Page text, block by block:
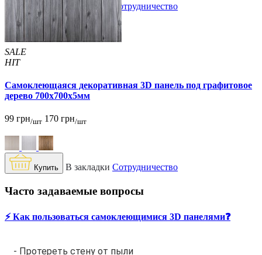
Купить В закладки Сотрудничество
SALE
HIT
Самоклеющаяся декоративная 3D панель под графитовое
дерево 700x700x5мм
99 грн/шт 170 грн/шт
Купить В закладки Сотрудничество
Часто задаваемые вопросы
⚡️ Как пользоваться самоклеющимися 3D панелями❓
- Протереть стену от пыли